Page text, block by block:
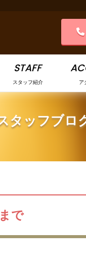
STAFF
スタッフ紹介 ア
タッフブロ
で